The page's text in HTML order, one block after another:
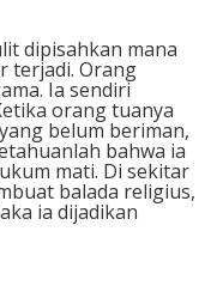
dipisahkan mana
terjadi. Orang
Ia sendiri
orang tuanya
belum beriman,
bahwa ia
mati. Di sekitar
balada religius,
ia dijadikan